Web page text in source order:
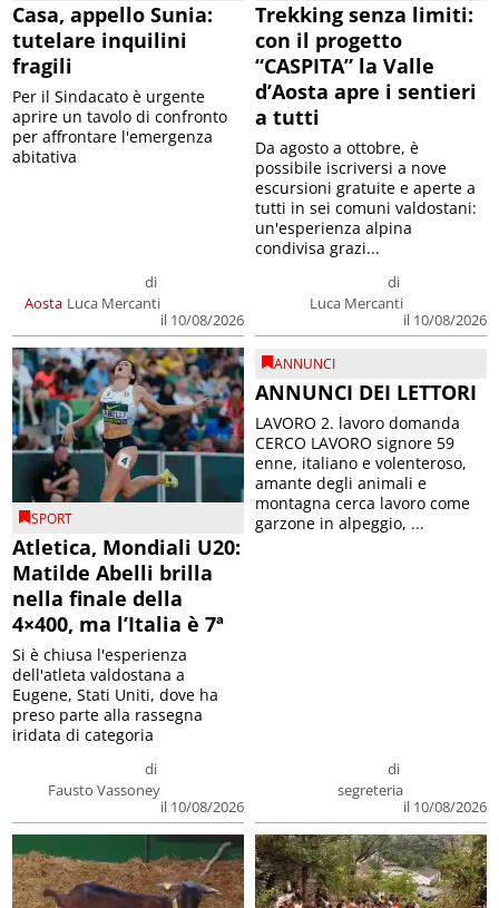
Casa, appello Sunia:
tutelare inquilini
fragili
Aosta
di
Luca Mercanti
il 10/08/2026
Per il Sindacato è urgente
aprire un tavolo di confronto
per affrontare l'emergenza
abitativa
Trekking senza limiti:
con il progetto
“CASPITA” la Valle
d’Aosta apre i sentieri
a tutti
di
Luca Mercanti
il 10/08/2026
Da agosto a ottobre, è
possibile iscriversi a nove
escursioni gratuite e aperte a
tutti in sei comuni valdostani:
un'esperienza alpina
condivisa grazi...
SPORT
Atletica, Mondiali U20:
Matilde Abelli brilla
nella finale della
4×400, ma l’Italia è 7ª
di
Fausto Vassoney
il 10/08/2026
Si è chiusa l'esperienza
dell'atleta valdostana a
Eugene, Stati Uniti, dove ha
preso parte alla rassegna
iridata di categoria
ANNUNCI
ANNUNCI DEI LETTORI
di
segreteria
il 10/08/2026
LAVORO 2. lavoro domanda
CERCO LAVORO signore 59
enne, italiano e volenteroso,
amante degli animali e
montagna cerca lavoro come
garzone in alpeggio, ...